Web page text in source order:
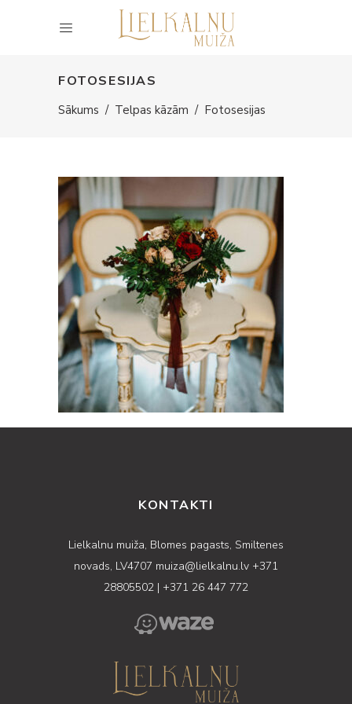
FOTOSESIJAS
Sākums / Telpas kāzām / Fotosesijas
KONTAKTI
Lielkalnu muiža, Blomes pagasts, Smiltenes
novads, LV4707 muiza@lielkalnu.lv +371
28805502 | +371 26 447 772